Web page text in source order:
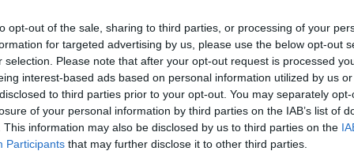
opt-out of the sale, sharing to third parties, or processing of your
for targeted advertising by us, please use the below opt-out
selection. Please note that after your opt-out request is processed
interest-based ads based on personal information utilized by us
to third parties prior to your opt-out. You may separately
of your personal information by third parties on the IAB’s list of
This information may also be disclosed by us to third parties on the
Participants that may further disclose it to other third parties.
si voglia. Una volta guadato, si risale il corso del fiume e si
uso dei lunigianesi e dei fortunati turisti o villeggianti come noi.
Ma una volta dentro, ti senti tonificare, guardi gli alberi
nella bellezza della natura. Non stupirebbe l’apparizione di
in alto, che ci osservi qualche infastidita divinità. I bimbi
percorso accidentato e sono venuti fino alle cascate, senza
paura di niente!”. Paura bisogna averne, ma ai nipotini il
più confidente del mare e volevano, anzi, “fare un giretto
Così dovrebbe essere ovunque: la natura e il futuro per i